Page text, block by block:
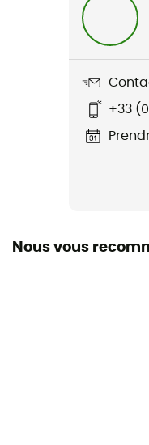
Type de carburant
Nombre de foyer
Allumage
+33
Nous vous